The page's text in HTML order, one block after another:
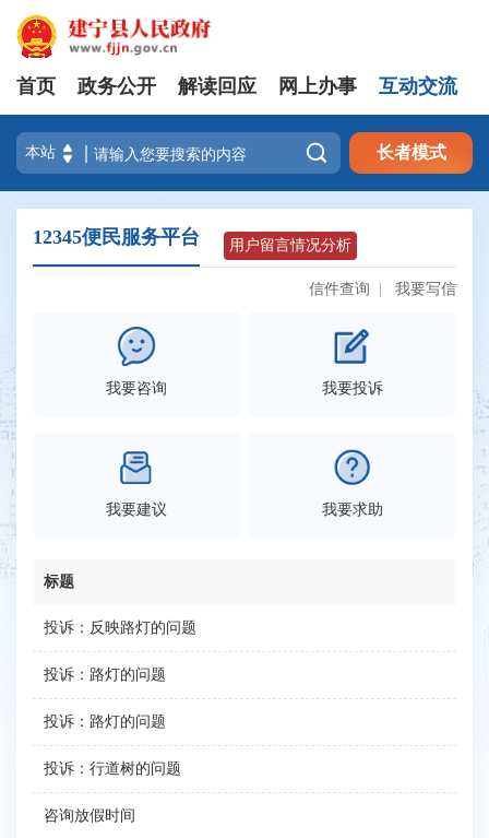
首页 政务公开 解读回应 网上办事 互动交流
 长者模式
12345便民服务平台 用户留言情况分析
信件查询 我要写信
我要咨询 我要投诉
我要建议 我要求助
标题
投诉：反映路灯的问题
投诉：路灯的问题
投诉：路灯的问题
投诉：行道树的问题
咨询放假时间